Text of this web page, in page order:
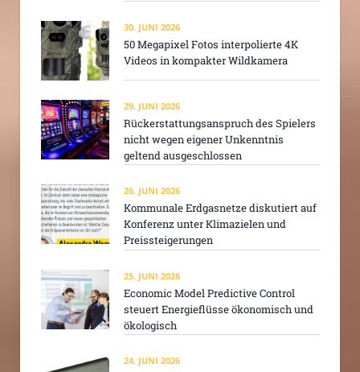
30. JUNI 2026
50 Megapixel Fotos interpolierte 4K
Videos in kompakter Wildkamera
29. JUNI 2026
Rückerstattungsanspruch des Spielers
nicht wegen eigener Unkenntnis
geltend ausgeschlossen
26. JUNI 2026
Kommunale Erdgasnetze diskutiert auf
Konferenz unter Klimazielen und
Preissteigerungen
25. JUNI 2026
Economic Model Predictive Control
steuert Energieflüsse ökonomisch und
ökologisch
24. JUNI 2026